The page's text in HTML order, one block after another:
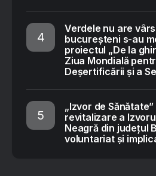
Verdele nu are
bucureșteni s-au
proiectul „De la
Ziua Mondială
Deșertificării și a
„Izvor de
revitalizare a
Neagră din județul
voluntariat și